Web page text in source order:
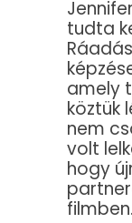
tudta
amely
köztük
nem
volt
hogy
filmben.